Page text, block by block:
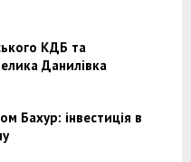
КДБ та
Данилівка
Бахур: інвестиція в